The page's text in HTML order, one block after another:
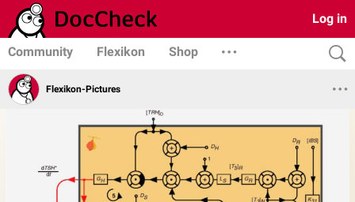
Log in
Community Flexikon Shop
Flexikon-Pictures